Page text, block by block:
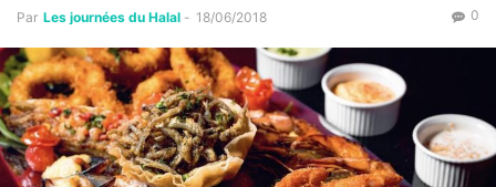
Par Les journées du Halal - 18/06/2018 0